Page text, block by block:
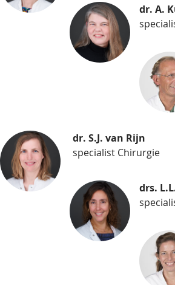
dr. A.
dr. S.J. van Rijn
specialist Chirurgie
drs.